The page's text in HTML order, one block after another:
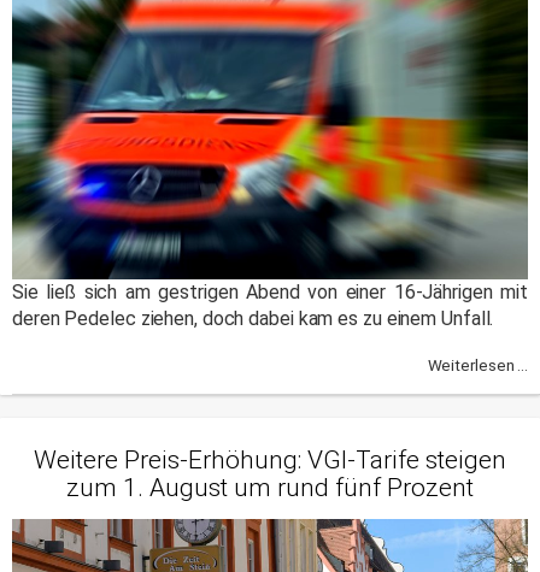
Sie ließ sich am gestrigen Abend von einer 16-Jährigen mit
deren Pedelec ziehen, doch dabei kam es zu einem Unfall.
Weiterlesen ...
Weitere Preis-Erhöhung: VGI-Tarife steigen
zum 1. August um rund fünf Prozent